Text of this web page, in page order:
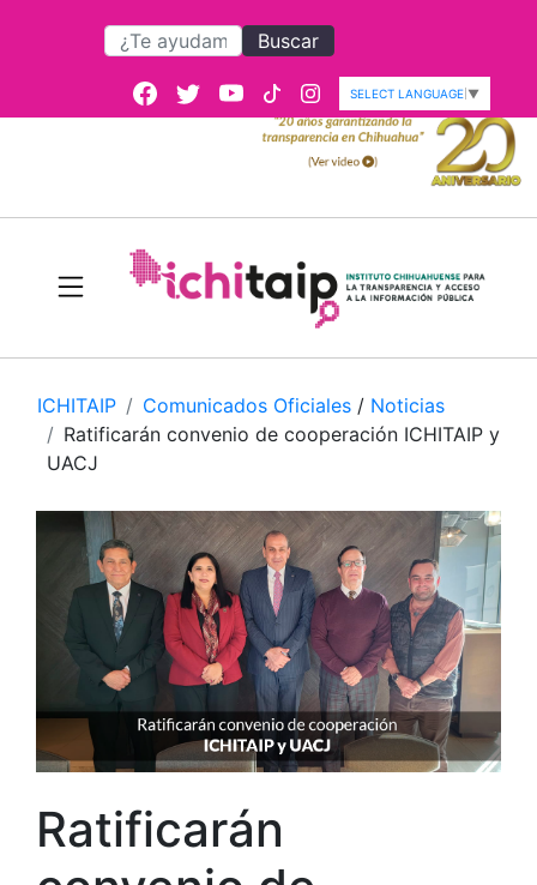
Buscar
SELECT LANGUAGE ▼
ICHITAIP Comunicados Oficiales / Noticias
Ratificarán convenio de cooperación ICHITAIP y
UACJ
Ratificarán